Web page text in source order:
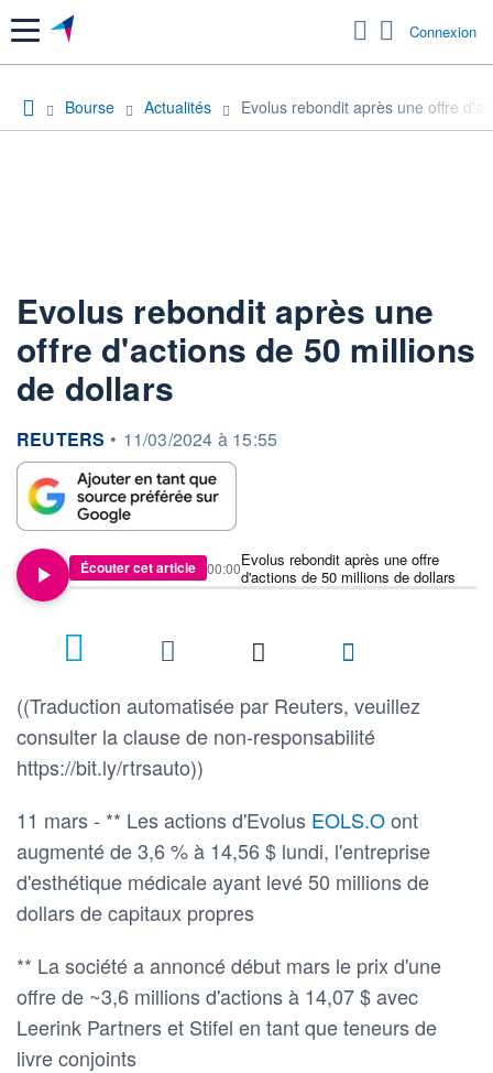
Menu Connexion
Bourse Actualités Evolus rebondit après une offre
Evolus rebondit après une
offre d'actions de 50 millions
de dollars
information fournie par
REUTERS • 11/03/2024 à 15:55
Écouter cet article
Evolus rebondit après une offre
d'actions de 50 millions de dollars
00:00
((Traduction automatisée par Reuters, veuillez
consulter la clause de non-responsabilité
https://bit.ly/rtrsauto))
11 mars - ** Les actions d'Evolus EOLS.Oont
augmenté de 3,6 % à 14,56 $ lundi, l'entreprise
d'esthétique médicale ayant levé 50 millions de
dollars de capitaux propres
** La société a annoncé début mars le prix d'une
offre de ~3,6 millions d'actions à 14,07 $ avec
Leerink Partners et Stifel en tant que teneurs de
livre conjoints